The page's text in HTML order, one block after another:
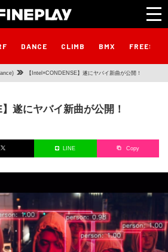
DANCE CLIMB BMX
【Intel×CONDENSE】遂にヤバイ新曲が公開！
遂にヤバイ新曲が公開！
LINE Copy